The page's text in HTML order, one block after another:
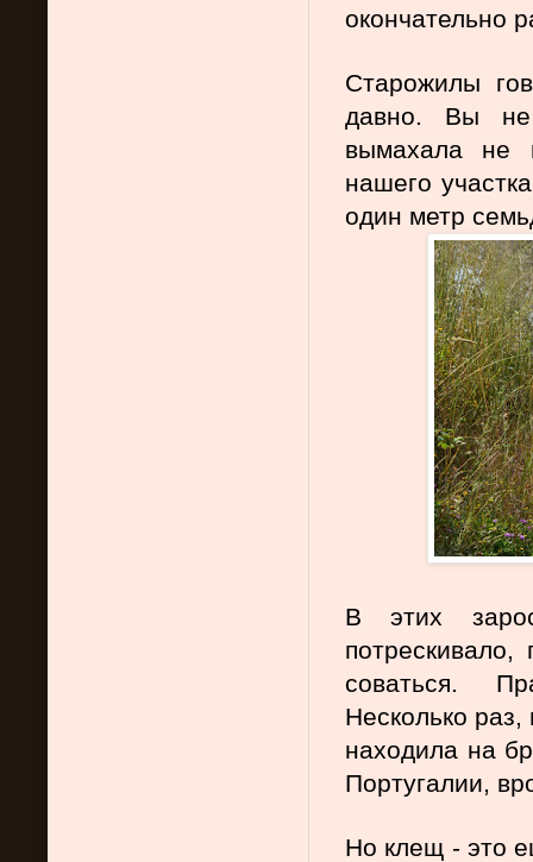
окончательно
Старожилы
давно. Вы
вымахала не
нашего
один метр
В этих
соваться.
Несколько
находила на
Португалии,
Но клещ - это